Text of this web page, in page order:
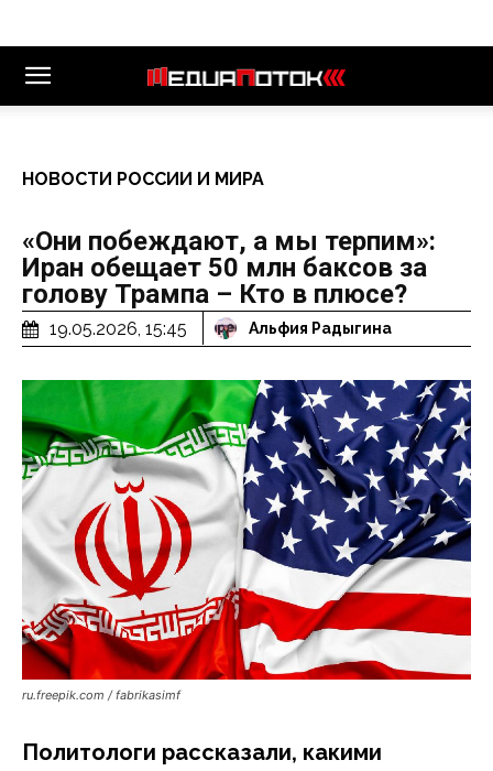
НОВОСТИ РОССИИ И МИРА
«Они побеждают, а мы терпим»:
Иран обещает 50 млн баксов за
голову Трампа – Кто в плюсе?
19.05.2026, 15:45 Альфия Радыгина
ru.freepik.com / fabrikasimf
Политологи рассказали, какими